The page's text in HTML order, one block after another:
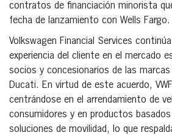
contratos de financiación minorista
fecha de lanzamiento con Wells Fargo.
Volkswagen Financial Services
experiencia del cliente en el mercado
socios y concesionarios de las marcas
Ducati. En virtud de este acuerdo,
centrándose en el arrendamiento de
consumidores y en productos
soluciones de movilidad, lo que